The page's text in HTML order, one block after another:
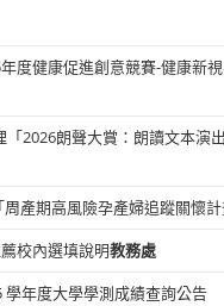
度健康促進創意競賽-健康新
「2026朗聲大賞：朗讀文本演
產期高風險孕產婦追蹤關懷計
校內選填說明教務處
學年度大學學測成績查詢公告